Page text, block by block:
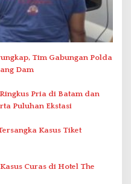
Tim Gabungan Polda
Dam
Pria di Batam dan
Puluhan Ekstasi
Kasus Tiket
Curas di Hotel The